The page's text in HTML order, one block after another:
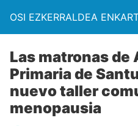
OSI EZKERRALDEA
Las matronas de
Primaria de
nuevo taller
menopausia